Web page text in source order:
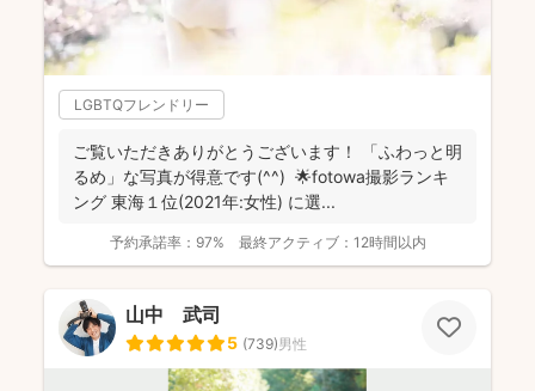
LGBTQフレンドリー
ご覧いただきありがとうございます！ 「ふわっと明
るめ」な写真が得意です(^^) 🌟fotowa撮影ランキ
ング 東海１位(2021年:女性) に選...
予約承諾率： 97% 最終アクティブ： 12時間以内
山中 武司
5 (739)男性